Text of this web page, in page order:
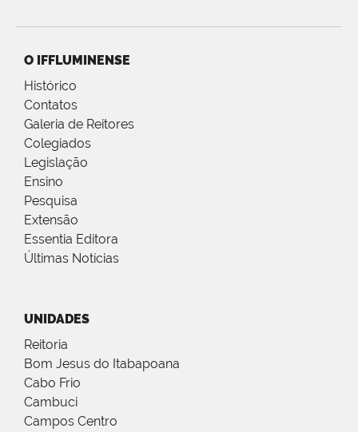
O IFFLUMINENSE
Histórico
Contatos
Galeria de Reitores
Colegiados
Legislação
Ensino
Pesquisa
Extensão
Essentia Editora
Últimas Notícias
UNIDADES
Reitoria
Bom Jesus do Itabapoana
Cabo Frio
Cambuci
Campos Centro